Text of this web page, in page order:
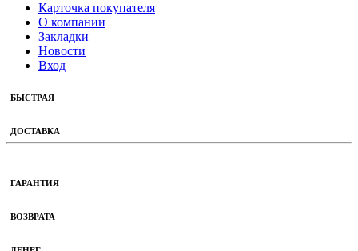
Карточка покупателя
О компании
Закладки
Новости
Вход
БЫСТРАЯ
ДОСТАВКА
ГАРАНТИЯ
ВОЗВРАТА